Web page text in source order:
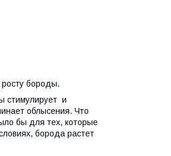
росту бороды.
стимулирует и
облысения. Что
бы для тех, которые
борода растет